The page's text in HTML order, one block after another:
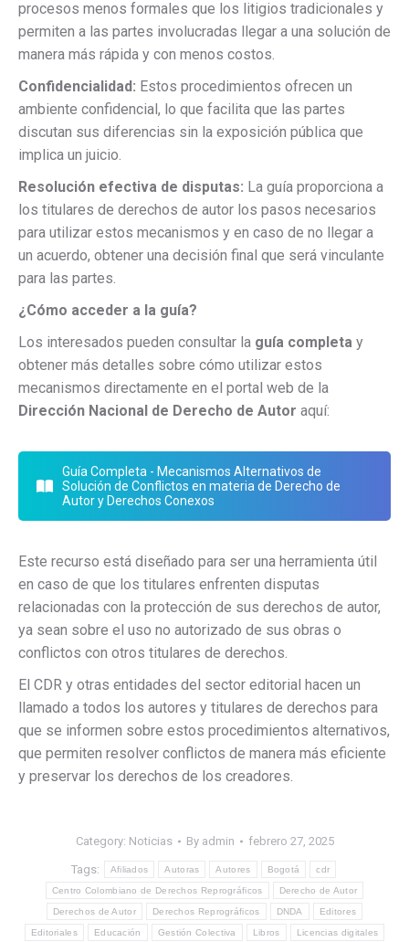
procesos menos formales que los litigios tradicionales y
permiten a las partes involucradas llegar a una solución de
manera más rápida y con menos costos.
Confidencialidad: Estos procedimientos ofrecen un
ambiente confidencial, lo que facilita que las partes
discutan sus diferencias sin la exposición pública que
implica un juicio.
Resolución efectiva de disputas: La guía proporciona a
los titulares de derechos de autor los pasos necesarios
para utilizar estos mecanismos y en caso de no llegar a
un acuerdo, obtener una decisión final que será vinculante
para las partes.
¿Cómo acceder a la guía?
Los interesados pueden consultar la guía completa y
obtener más detalles sobre cómo utilizar estos
mecanismos directamente en el portal web de la
Dirección Nacional de Derecho de Autor aquí:
Guía Completa - Mecanismos Alternativos de
Solución de Conflictos en materia de Derecho de
Autor y Derechos Conexos
Este recurso está diseñado para ser una herramienta útil
en caso de que los titulares enfrenten disputas
relacionadas con la protección de sus derechos de autor,
ya sean sobre el uso no autorizado de sus obras o
conflictos con otros titulares de derechos.
El CDR y otras entidades del sector editorial hacen un
llamado a todos los autores y titulares de derechos para
que se informen sobre estos procedimientos alternativos,
que permiten resolver conflictos de manera más eficiente
y preservar los derechos de los creadores.
Category: Noticias By admin febrero 27, 2025
Tags: Afiliados Autoras Autores Bogotá cdr
Centro Colombiano de Derechos Reprográficos Derecho de Autor
Derechos de Autor Derechos Reprográficos DNDA Editores
Editoriales Educación Gestión Colectiva Libros Licencias digitales